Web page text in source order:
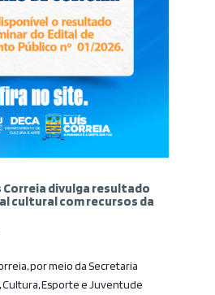
divulga resultado
cultural com recursos da
por meio da Secretaria
Cultura, Esporte e Juventude